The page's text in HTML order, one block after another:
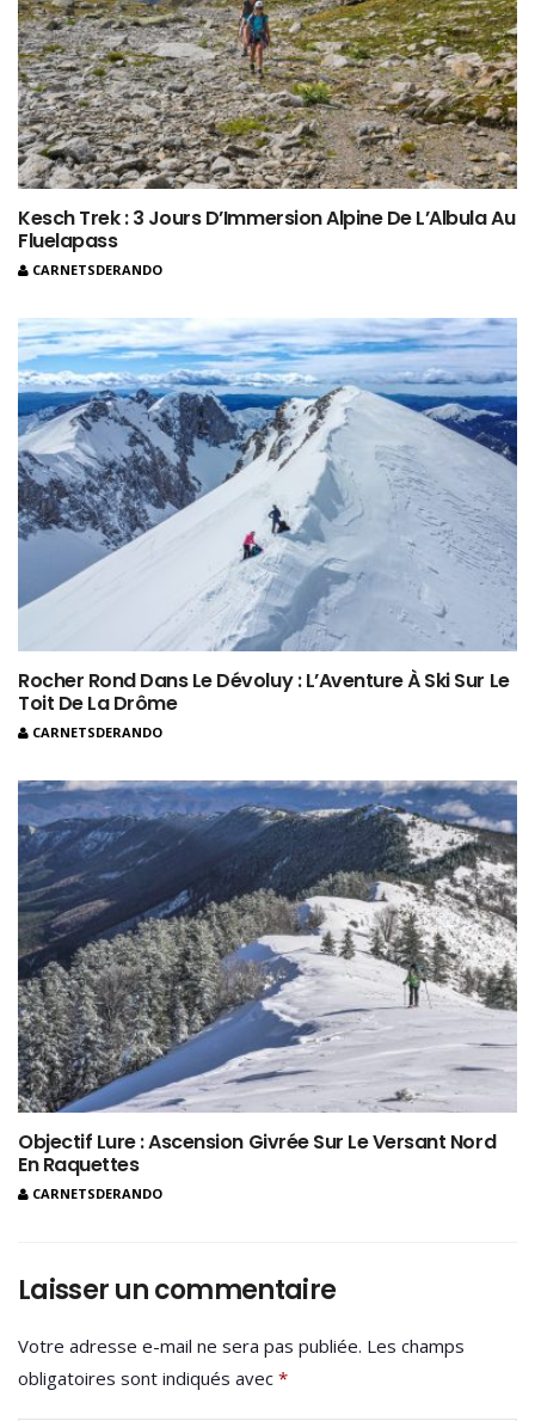
Kesch Trek : 3 Jours D’Immersion Alpine De L’Albula Au
Fluelapass
CARNETSDERANDO
Rocher Rond Dans Le Dévoluy : L’Aventure À Ski Sur Le
Toit De La Drôme
CARNETSDERANDO
Objectif Lure : Ascension Givrée Sur Le Versant Nord
En Raquettes
CARNETSDERANDO
Laisser un commentaire
Votre adresse e-mail ne sera pas publiée. Les champs
obligatoires sont indiqués avec *